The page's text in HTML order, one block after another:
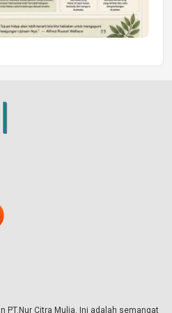
PT.Nur Citra Mulia. Ini adalah semangat